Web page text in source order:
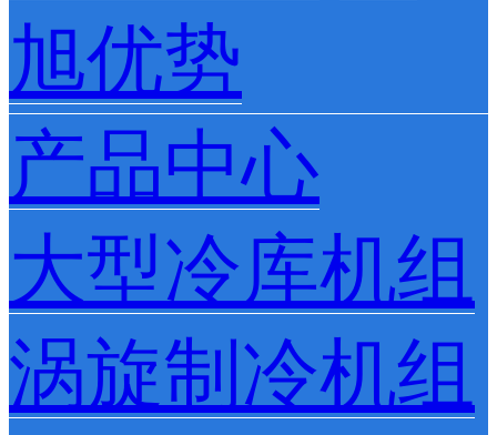
旭优势
产品中心
大型冷库机组
涡旋制冷机组